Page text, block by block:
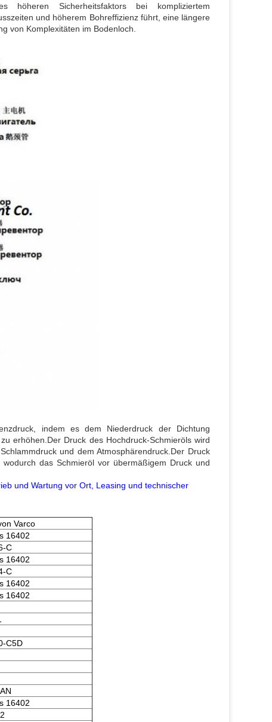
höheren Sicherheitsfaktors bei kompliziertem
und höherem Bohreffizienz führt, eine längere
von Komplexitäten im Bodenloch.
indem es dem Niederdruck der Dichtung
erhöhen.Der Druck des Hochdruck-Schmieröls wird
und dem Atmosphärendruck.Der Druck
das Schmieröl vor übermäßigem Druck und
und Wartung vor Ort, Leasing und technischer
Varco
16402
С
16402
С
16402
16402
С5D
16402